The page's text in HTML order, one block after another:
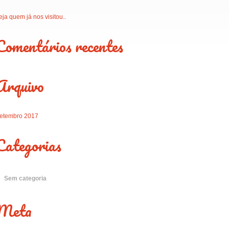
quem já nos visitou..
recentes
2017
Sem categoria